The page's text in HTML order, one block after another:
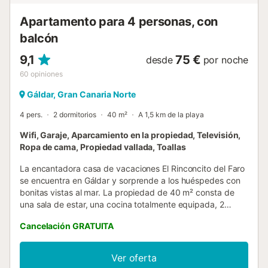
Apartamento para 4 personas, con
balcón
9,1
60 opiniones
desde 75 € por noche
Gáldar, Gran Canaria Norte
4 pers. 2 dormitorios 40 m² A 1,5 km de la playa
Wifi, Garaje, Aparcamiento en la propiedad, Televisión,
Ropa de cama, Propiedad vallada, Toallas
La encantadora casa de vacaciones El Rinconcito del Faro
se encuentra en Gáldar y sorprende a los huéspedes con
bonitas vistas al mar. La propiedad de 40 m² consta de
una sala de estar, una cocina totalmente equipada, 2
Los servicios adicionales incluyen Wi-Fi de alta velocidad,
lavadora y televisión. También hay una cuna disponible. La
casa de vacaciones también ofrece una terraza privada
donde podrá relajarse por la noche y disfrutar de las
Cancelación GRATUITA
Ver oferta